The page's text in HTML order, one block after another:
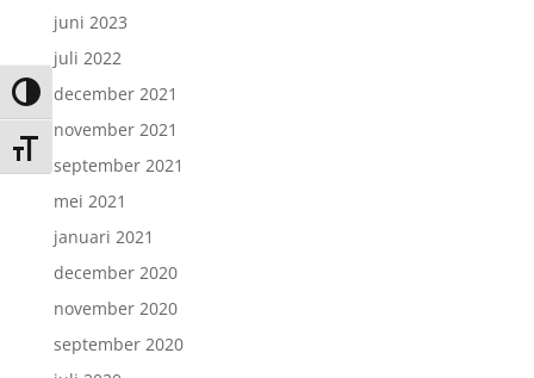
Keuze voor hoog contrast
Kies grootte van het lettertype
juni 2023
juli 2022
december 2021
november 2021
september 2021
mei 2021
januari 2021
december 2020
november 2020
september 2020